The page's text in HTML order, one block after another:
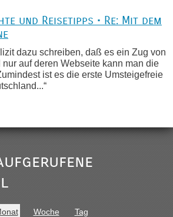
und Reisetipps • Re: Mit dem
dazu schreiben, daß es ein Zug von
nur auf deren Webseite kann man die
ist es die erste Umsteigefreie
und Dokumente • Re: Seit
haben die Zollbeamten
von fast 11 Milliarden
Woche Tag